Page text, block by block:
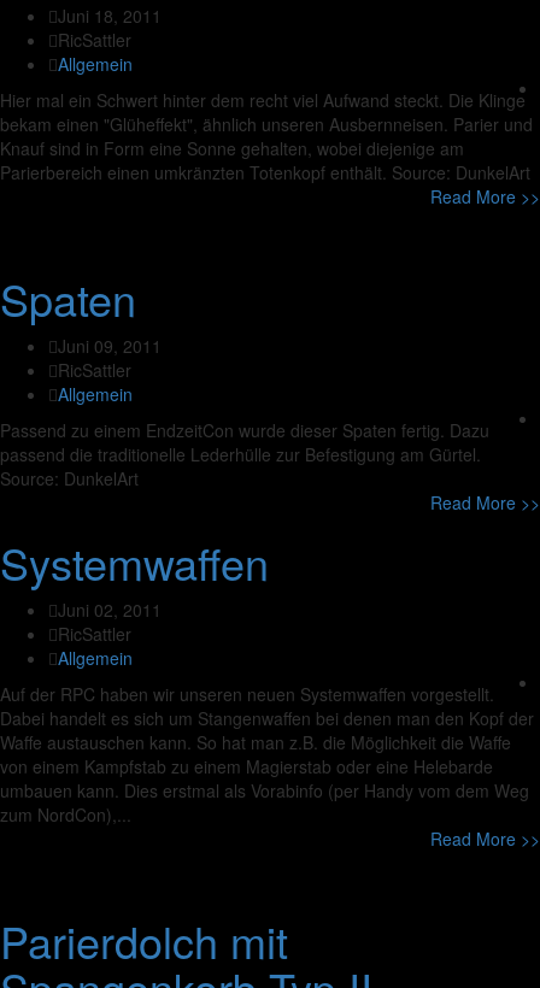
Juni 18, 2011
RicSattler
Allgemein
Hier mal ein Schwert hinter dem recht viel Aufwand steckt. Die Klinge
bekam einen "Glüheffekt", ähnlich unseren Ausbernneisen. Parier und
Knauf sind in Form eine Sonne gehalten, wobei diejenige am
Parierbereich einen umkränzten Totenkopf enthält. Source: DunkelArt
Read More >>
Spaten
Juni 09, 2011
RicSattler
Allgemein
Passend zu einem EndzeitCon wurde dieser Spaten fertig. Dazu
passend die traditionelle Lederhülle zur Befestigung am Gürtel.
Source: DunkelArt
Read More >>
Systemwaffen
Juni 02, 2011
RicSattler
Allgemein
Auf der RPC haben wir unseren neuen Systemwaffen vorgestellt.
Dabei handelt es sich um Stangenwaffen bei denen man den Kopf der
Waffe austauschen kann. So hat man z.B. die Möglichkeit die Waffe
von einem Kampfstab zu einem Magierstab oder eine Helebarde
umbauen kann. Dies erstmal als Vorabinfo (per Handy vom dem Weg
zum NordCon),...
Read More >>
Parierdolch mit